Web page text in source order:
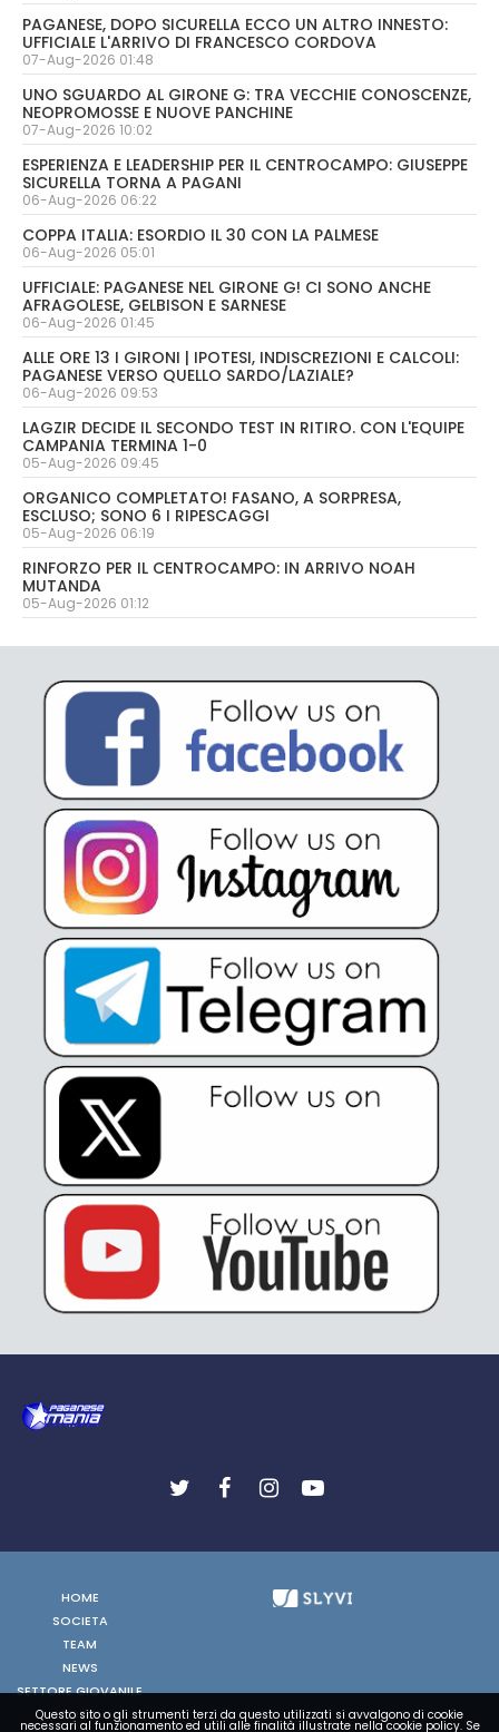
PAGANESE, DOPO SICURELLA ECCO UN ALTRO INNESTO:
UFFICIALE L'ARRIVO DI FRANCESCO CORDOVA
07-Aug-2026 01:48
UNO SGUARDO AL GIRONE G: TRA VECCHIE CONOSCENZE,
NEOPROMOSSE E NUOVE PANCHINE
07-Aug-2026 10:02
ESPERIENZA E LEADERSHIP PER IL CENTROCAMPO: GIUSEPPE
SICURELLA TORNA A PAGANI
06-Aug-2026 06:22
COPPA ITALIA: ESORDIO IL 30 CON LA PALMESE
06-Aug-2026 05:01
UFFICIALE: PAGANESE NEL GIRONE G! CI SONO ANCHE
AFRAGOLESE, GELBISON E SARNESE
06-Aug-2026 01:45
ALLE ORE 13 I GIRONI | IPOTESI, INDISCREZIONI E CALCOLI:
PAGANESE VERSO QUELLO SARDO/LAZIALE?
06-Aug-2026 09:53
LAGZIR DECIDE IL SECONDO TEST IN RITIRO. CON L'EQUIPE
CAMPANIA TERMINA 1-0
05-Aug-2026 09:45
ORGANICO COMPLETATO! FASANO, A SORPRESA,
ESCLUSO; SONO 6 I RIPESCAGGI
05-Aug-2026 06:19
RINFORZO PER IL CENTROCAMPO: IN ARRIVO NOAH
MUTANDA
05-Aug-2026 01:12
HOME
SOCIETA
TEAM
NEWS
SETTORE GIOVANILE
FOTO
Questo sito o gli strumenti terzi da questo utilizzati si avvalgono di cookie
necessari al funzionamento ed utili alle finalità illustrate nella cookie policy. Se